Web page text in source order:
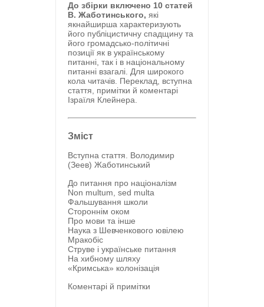
До збірки включено 10 статей
В. Жаботинського, які
якнайширша характеризують
його публіцистичну спадщину та
його громадсько-політичні
позиції як в українському
питанні, так і в національному
питанні взагалі. Для широкого
кола читачів. Переклад, вступна
стаття, примітки й коментарі
Ізраїля Клейнера.
Зміст
Вступна стаття. Володимир
(Зеев) Жаботинський
До питання про націоналізм
Non multum, sed multa
Фальшування школи
Стороннім оком
Про мови та інше
Наука з Шевченкового ювілею
Мракобіс
Струве і українське питання
На хибному шляху
«Кримська» колонізація
Коментарі й примітки